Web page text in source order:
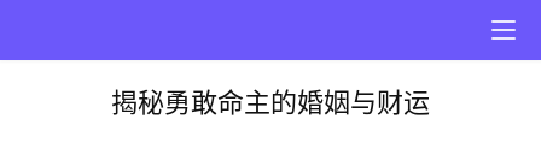
揭秘勇敢命主的婚姻与财运